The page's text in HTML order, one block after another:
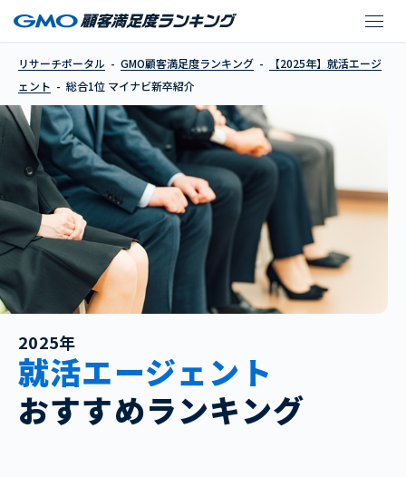
リサーチポータル GMO顧客満足度ランキング
【2025年】就活エージ
ェント
総合1位 マイナビ新卒紹介
2025年
就活エージェント
おすすめランキング